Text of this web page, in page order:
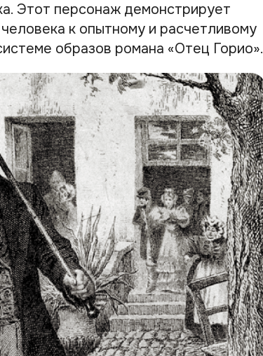
Этот персонаж демонстрирует
к опытному и расчетливому
образов романа «Отец Горио».